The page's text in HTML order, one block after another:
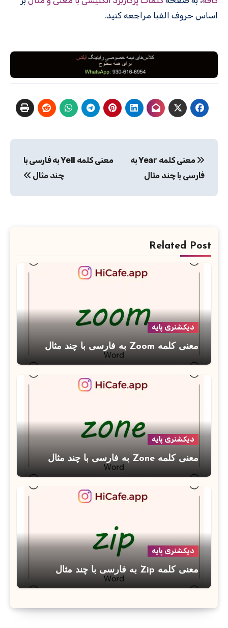
اساس حروف الفبا مراجعه کنید.
نوشته
معنی کلمه Year به
فارسی با چند مثال
معنی کلمه Yell به فارسی با
چند مثال
Related Post
دیکشنری پایه
معنی کلمه Zoom به فارسی با چند مثال
دیکشنری پایه
معنی کلمه Zone به فارسی با چند مثال
دیکشنری پایه
معنی کلمه Zip به فارسی با چند مثال